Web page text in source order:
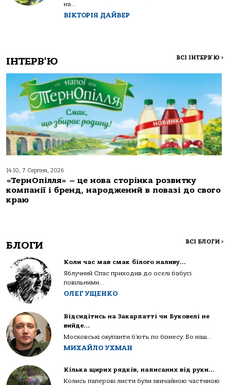
на...
ВІКТОРІЯ ДАЙВЕР
ІНТЕРВ'Ю ВСІ ІНТЕРВ'Ю >
14:10, 7 Серпня, 2026
«ТернОпілля» – це нова сторінка розвитку
компанії і бренд, народжений в повазі до свого
краю
БЛОГИ ВСІ БЛОГИ >
Коли час мав смак білого наливу…
Яблучний Спас приходив до оселі бабусі
повільними...
ОЛЕГ УЩЕНКО
Відсидітись на Закарпатті чи Буковелі не
вийде…
Московські окупанти б’ють по бізнесу. Бо наш...
МИХАЙЛО УХМАН
Кілька щирих рядків, написаних від руки…
Колись паперові листи були звичайною частиною